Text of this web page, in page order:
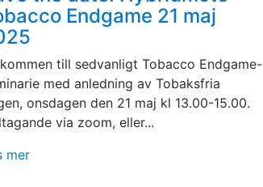
Endgame 21 maj
till sedvanligt Tobacco Endgame-
med anledning av Tobaksfria
onsdagen den 21 maj kl 13.00-15.00.
via zoom, eller...
mer